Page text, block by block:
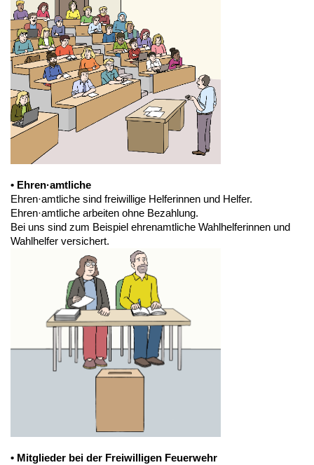
• Ehren·amtliche
Ehren·amtliche sind freiwillige Helferinnen und Helfer.
Ehren·amtliche arbeiten ohne Bezahlung.
Bei uns sind zum Beispiel ehrenamtliche Wahlhelferinnen und
Wahlhelfer versichert.
• Mitglieder bei der Freiwilligen Feuerwehr